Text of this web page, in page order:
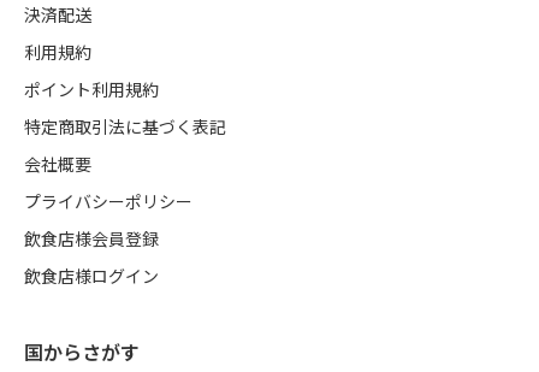
国からさがす
決済配送
利用規約
ポイント利用規約
特定商取引法に基づく表記
会社概要
プライバシーポリシー
飲食店様会員登録
飲食店様ログイン